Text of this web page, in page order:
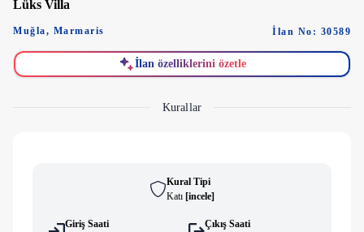
Lüks Villa
Muğla, Marmaris İlan No: 30589
İlan özelliklerini özetle
Kurallar
Kural Tipi
Katı [i̇ncele]
Giriş Saati
Çıkış Saati